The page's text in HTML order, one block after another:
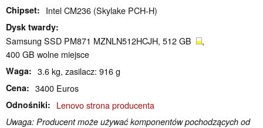
Chipset Intel CM236 (Skylake PCH-H)
Dysk twardy
Samsung SSD PM871 MZNLN512HCJH, 512 GB
,
400 GB wolne miejsce
Waga 3.6 kg, zasilacz: 916 g
Cena 3400 Euros
Odnośniki Lenovo strona producenta
Uwaga: Producent może używać komponentów pochodzących od